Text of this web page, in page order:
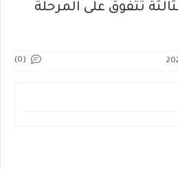
تتفوق على المرحلة
(0)